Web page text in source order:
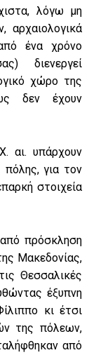
λόγω μη
αρχαιολογικά
ένα χρόνο
διενεργεί
χώρο της
δεν έχουν
αι. υπάρχουν
πόλης, για τον
στοιχεία
πρόσκληση
Μακεδονίας,
Θεσσαλικές
έξυπνη
κι έτσι
της πόλεων,
από